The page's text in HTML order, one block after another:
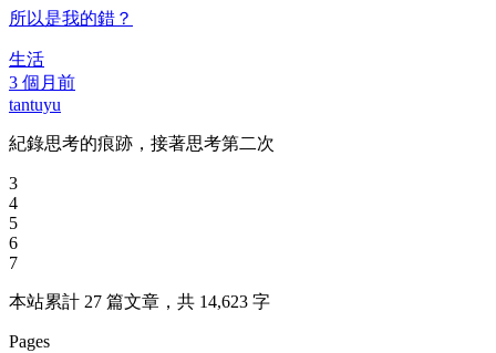
所以是我的錯？
生活
3 個月前
tantuyu
紀錄思考的痕跡，接著思考第二次
3
4
5
6
7
本站累計 27 篇文章，共 14,623 字
Pages